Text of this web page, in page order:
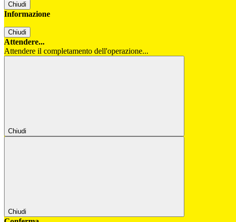
Chiudi
Informazione
Chiudi
Attendere...
Attendere il completamento dell'operazione...
Chiudi
Chiudi